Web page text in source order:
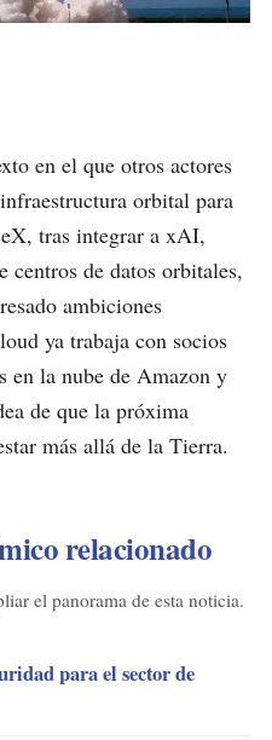
en el que otros actores
orbital para
tras integrar a xAI,
centros de datos orbitales,
ambiciones
ya trabaja con socios
la nube de Amazon y
de que la próxima
más allá de la Tierra.
relacionado
el panorama de esta noticia.
para el sector de